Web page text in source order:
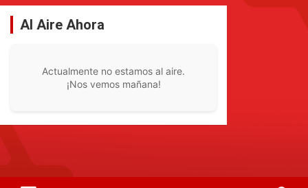
Saltar
contenido
Al Aire Ahora
Actualmente no estamos al aire.
¡Nos vemos mañana!